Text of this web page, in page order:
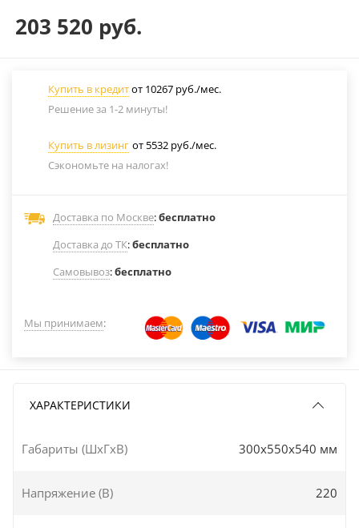
203 520 руб.
Купить в кредитот 10267 руб./мес.
Решение за 1-2 минуты!
Купить в лизинг от 5532 руб./мес.
Сэкономьте на налогах!
Доставка по Москве:бесплатно
Доставка до ТК:бесплатно
Самовывоз:бесплатно
Мы принимаем:
ХАРАКТЕРИСТИКИ
Габариты (ШxГxВ) 300x550x540 мм
Напряжение (В) 220